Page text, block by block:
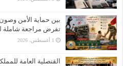
بين حماية الأمن
تفرض مراجعة شاملة
1 أغسطس، 2026
القنصلية العامة